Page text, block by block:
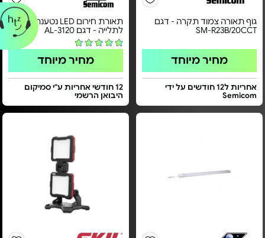
גוף תאורה צמוד תקרה - דגם
SM-R23B/20CCT
מחיר מיוחד
אחריות ל12 חודשים על ידי
Semicom
תאורת חירום LED נטענת
לתלייה - דגם AL-3120
מחיר מיוחד
12 חודשי אחריות ע"י סמיקום
היבואן הרשמי